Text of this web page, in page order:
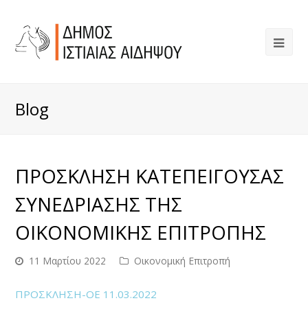
Blog
ΠΡΟΣΚΛΗΣΗ ΚΑΤΕΠΕΙΓΟΥΣΑΣ
ΣΥΝΕΔΡΙΑΣΗΣ ΤΗΣ
ΟΙΚΟΝΟΜΙΚΗΣ ΕΠΙΤΡΟΠΗΣ
11 Μαρτίου 2022 Οικονομική Επιτροπή
ΠΡΟΣΚΛΗΣΗ-ΟΕ 11.03.2022